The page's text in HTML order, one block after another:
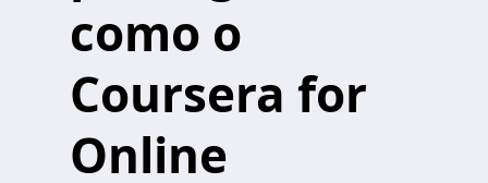
como o
Coursera for
Online